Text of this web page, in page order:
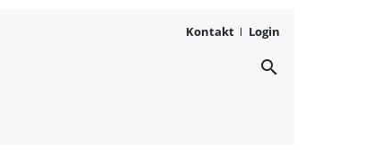
Kontakt Login
aus search